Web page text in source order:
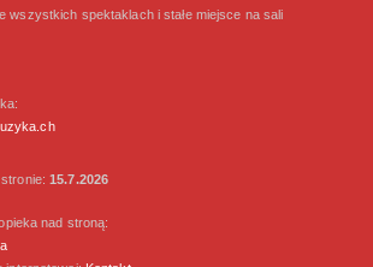
wszystkich spektaklach i stałe miejsce na sali
stronie:15.7.2026
nad stroną: